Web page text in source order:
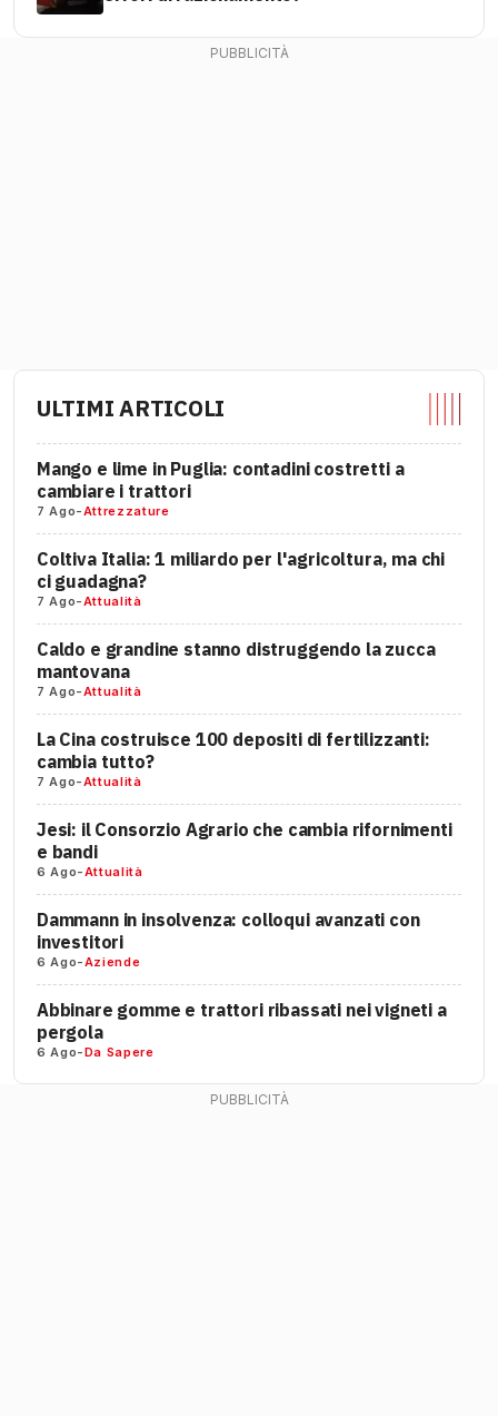
ULTIMI ARTICOLI
Mango e lime in Puglia: contadini costretti a
cambiare i trattori
7 Ago-Attrezzature
Coltiva Italia: 1 miliardo per l'agricoltura, ma chi
ci guadagna?
7 Ago-Attualità
Caldo e grandine stanno distruggendo la zucca
mantovana
7 Ago-Attualità
La Cina costruisce 100 depositi di fertilizzanti:
cambia tutto?
7 Ago-Attualità
Jesi: il Consorzio Agrario che cambia rifornimenti
e bandi
6 Ago-Attualità
Dammann in insolvenza: colloqui avanzati con
investitori
6 Ago-Aziende
Abbinare gomme e trattori ribassati nei vigneti a
pergola
6 Ago-Da Sapere